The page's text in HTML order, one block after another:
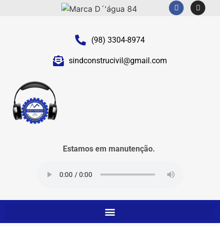
(98) 3304-8974
sindconstrucivil@gmail.com
Estamos em manutenção.